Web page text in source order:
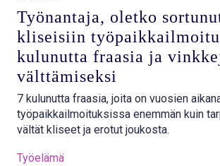
Työnantaja, oletko
kliseisiin
kulunutta fraasia ja
välttämiseksi
7 kulunutta fraasia, joita on vuosien
työpaikkailmoituksissa enemmän kuin
vältät kliseet ja erotut joukosta.
Työelämä